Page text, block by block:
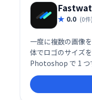
0.0 (0件)
一度に複数の画像
体でロゴのサイズ
Photoshop で 1 つ
Lightroom でロゴ
うありません。画質